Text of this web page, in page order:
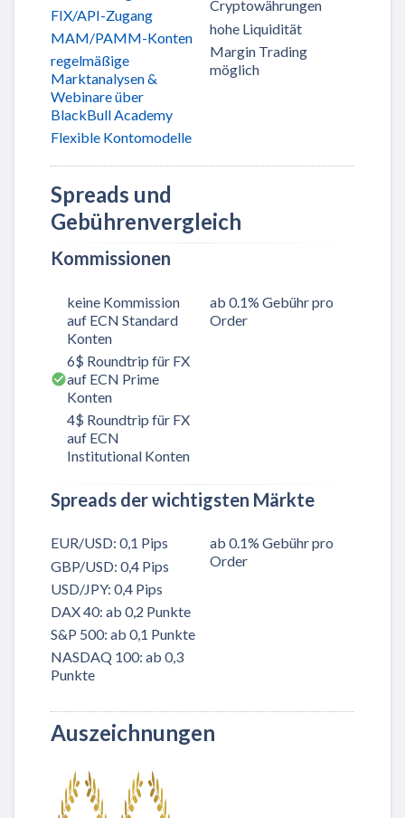
FIX/API-Zugang
MAM/PAMM-Konten
regelmäßige
Marktanalysen &
Webinare über
BlackBull Academy
Flexible Kontomodelle
Cryptowährungen
hohe Liquidität
Margin Trading
möglich
Spreads und
Gebührenvergleich
Kommissionen
keine Kommission
auf ECN Standard
Konten
6$ Roundtrip für FX
auf ECN Prime
Konten
4$ Roundtrip für FX
auf ECN
Institutional Konten
ab 0.1% Gebühr pro
Order
Spreads der wichtigsten Märkte
EUR/USD: 0,1 Pips
GBP/USD: 0,4 Pips
USD/JPY: 0,4 Pips
DAX 40: ab 0,2 Punkte
S&P 500: ab 0,1 Punkte
NASDAQ 100: ab 0,3
Punkte
ab 0.1% Gebühr pro
Order
Auszeichnungen